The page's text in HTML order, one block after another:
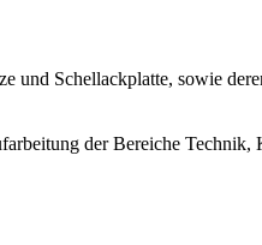
und Schellackplatte, sowie
der Bereiche